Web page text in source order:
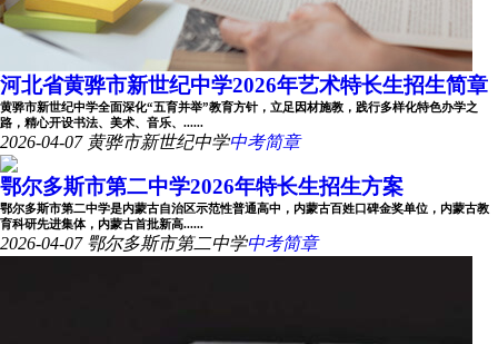
河北省黄骅市新世纪中学2026年艺术特长生招生简章
黄骅市新世纪中学全面深化“五育并举”教育方针，立足因材施教，践行多样化特色办学之
路，精心开设书法、美术、音乐、......
2026-04-07 黄骅市新世纪中学中考简章
鄂尔多斯市第二中学2026年特长生招生方案
鄂尔多斯市第二中学是内蒙古自治区示范性普通高中，内蒙古百姓口碑金奖单位，内蒙古教
育科研先进集体，内蒙古首批新高......
2026-04-07 鄂尔多斯市第二中学中考简章